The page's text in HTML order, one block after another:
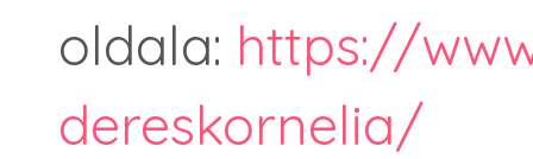
oldala: https://
dereskornelia/